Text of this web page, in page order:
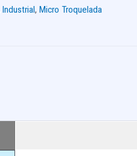
Industrial, Micro Troquelada